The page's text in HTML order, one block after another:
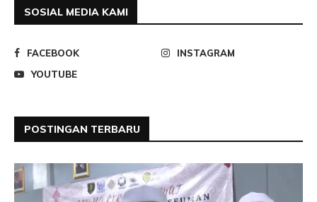
SOSIAL MEDIA KAMI
FACEBOOK
INSTAGRAM
YOUTUBE
POSTINGAN TERBARU